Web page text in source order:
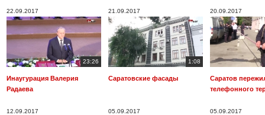
22.09.2017
23:26
Инаугурация Валерия
Радаева
21.09.2017
1:08
Саратовские фасады
20.09.2017
Саратов
телефонного
12.09.2017 05.09.2017 05.09.2017